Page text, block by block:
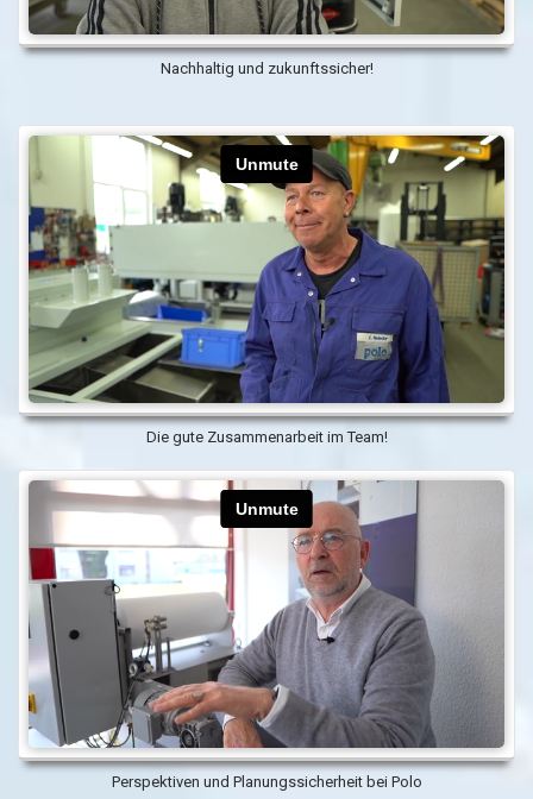
Nachhaltig und zukunftssicher!
Die gute Zusammenarbeit im Team!
Perspektiven und Planungssicherheit bei Polo